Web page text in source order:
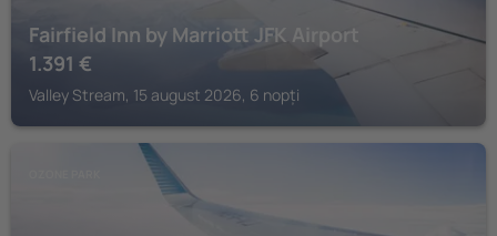
Fairfield Inn by Marriott JFK Airport
1.391 €
Valley Stream, 15 august 2026, 6 nopți